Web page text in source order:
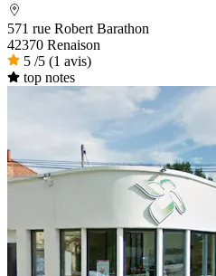
571 rue Robert Barathon
42370 Renaison
5 /5 (1 avis)
top notes